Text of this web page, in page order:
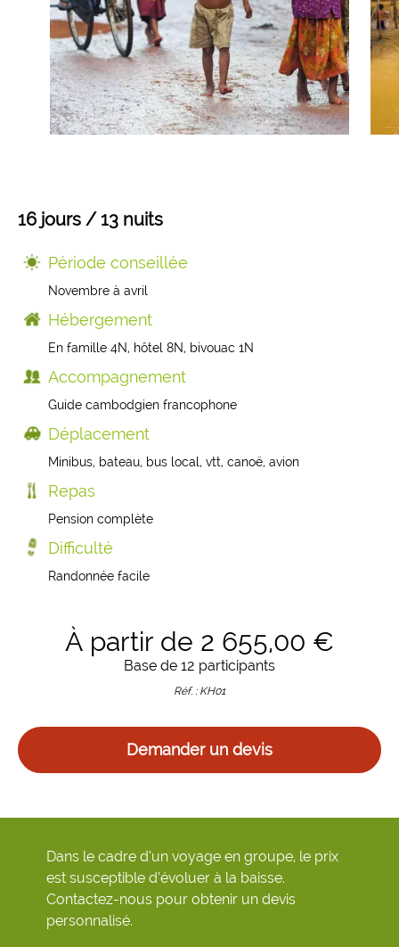
16 jours / 13 nuits
Période conseillée
Novembre à avril
Hébergement
En famille 4N, hôtel 8N, bivouac 1N
Accompagnement
Guide cambodgien francophone
Déplacement
Minibus, bateau, bus local, vtt, canoë, avion
Repas
Pension complète
Difficulté
Randonnée facile
À partir de 2 655,00 €
Base de 12 participants
Réf. : KH01
Demander un devis
Dans le cadre d’un voyage en groupe, le prix
est susceptible d’évoluer à la baisse.
Contactez-nous pour obtenir un devis
personnalisé.
Mongolie
Laos
Sri Lanka
Cambodge
Birmanie
Finlande
Colombie
Voyages de Noces
Voyages pour jeunes
Voyage insolite